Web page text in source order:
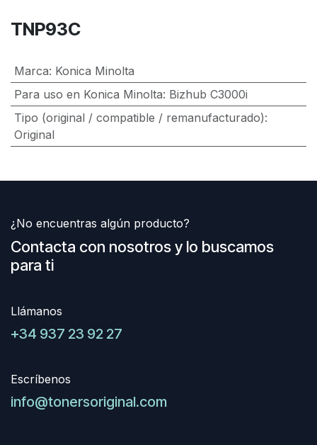
TNP93C
Marca: Konica Minolta
Para uso en Konica Minolta: Bizhub C3000i
Tipo (original / compatible / remanufacturado):
Original
¿No encuentras algún producto?
Contacta con nosotros y lo buscamos
para ti
Llámanos
+34 937 23 92 27
Escríbenos
info@tonersoriginal.com